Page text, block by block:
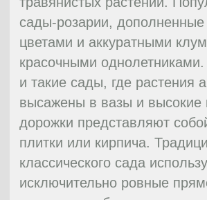
Правила оформления стиля ренессанс
композиционном единстве. Силуэты
клумб и насаждений обычно напоминают
форму здания. От оставшегося
пространства сад нужно отделить
деревьями или зелеными изгородями.
Сад должен отражать окружающее его
пространство, идеально вписываясь в
ландшафт, при этом силуэтам деревьев
обязательно нужно придать правильную
форму. То же самое справедливо и для
садовых насаждений. Не стоить